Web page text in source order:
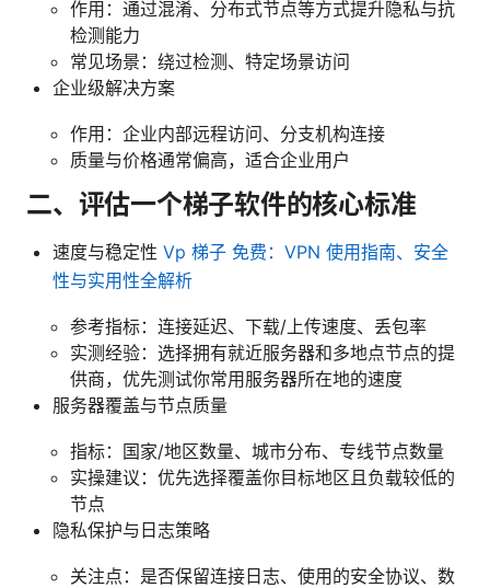
作用：通过混淆、分布式节点等方式提升隐私与抗
检测能力
常见场景：绕过检测、特定场景访问
企业级解决方案
作用：企业内部远程访问、分支机构连接
质量与价格通常偏高，适合企业用户
二、评估一个梯子软件的核心标准
速度与稳定性 Vp 梯子 免费：VPN 使用指南、安全
性与实用性全解析
参考指标：连接延迟、下载/上传速度、丢包率
实测经验：选择拥有就近服务器和多地点节点的提
供商，优先测试你常用服务器所在地的速度
服务器覆盖与节点质量
指标：国家/地区数量、城市分布、专线节点数量
实操建议：优先选择覆盖你目标地区且负载较低的
节点
隐私保护与日志策略
关注点：是否保留连接日志、使用的安全协议、数